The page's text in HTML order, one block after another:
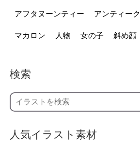
アフタヌーンティー アンティーク
マカロン 人物 女の子 斜め顔
検索
人気イラスト素材